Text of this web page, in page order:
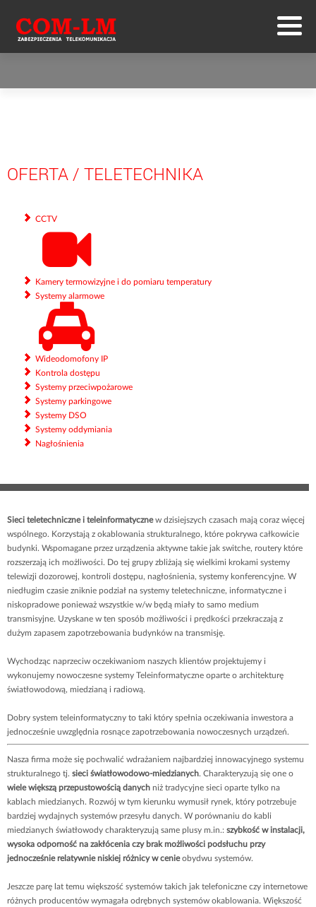
OFERTA / TELETECHNIKA
CCTV
Kamery termowizyjne i do pomiaru temperatury
Systemy alarmowe
Wideodomofony IP
Kontrola dostępu
Systemy przeciwpożarowe
Systemy parkingowe
Systemy DSO
Systemy oddymiania
Nagłośnienia
Sieci teletechniczne i teleinformatycznew dzisiejszych czasach mają coraz więcej
wspólnego. Korzystają z okablowania strukturalnego, które pokrywa całkowicie
budynki. Wspomagane przez urządzenia aktywne takie jak switche, routery które
rozszerzają ich możliwości. Do tej grupy zbliżają się wielkimi krokami systemy
telewizji dozorowej, kontroli dostępu, nagłośnienia, systemy konferencyjne. W
niedługim czasie zniknie podział na systemy teletechniczne, informatyczne i
niskopradowe ponieważ wszystkie w/w będą miały to samo medium
transmisyjne. Uzyskane w ten sposób możliwości i prędkości przekraczają z
dużym zapasem zapotrzebowania budynków na transmisję.
Wychodząc naprzeciw oczekiwaniom naszych klientów projektujemy i
wykonujemy nowoczesne systemy Teleinformatyczne oparte o architekturę
światłowodową, miedzianą i radiową.
Dobry system teleinformatyczny to taki który spełnia oczekiwania inwestora a
jednocześnie uwzględnia rosnące zapotrzebowania nowoczesnych urządzeń.
Nasza firma może się pochwalić wdrażaniem najbardziej innowacyjnego systemu
strukturalnego tj. sieci światłowodowo-miedzianych. Charakteryzują się one o
wiele większą przepustowością danych niż tradycyjne sieci oparte tylko na
kablach miedzianych. Rozwój w tym kierunku wymusił rynek, który potrzebuje
bardziej wydajnych systemów przesyłu danych. W porównaniu do kabli
miedzianych światłowody charakteryzują same plusy m.in.: szybkość w instalacji,
wysoka odporność na zakłócenia czy brak możliwości podsłuchu przy
jednocześnie relatywnie niskiej różnicy w cenieobydwu systemów.
Jeszcze parę lat temu większość systemów takich jak telefoniczne czy internetowe
różnych producentów wymagała odrębnych systemów okablowania. Większość